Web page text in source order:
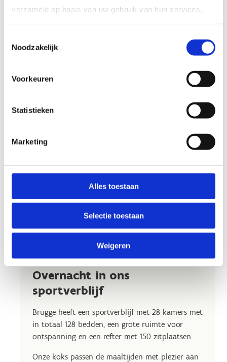
verzameld op basis van uw gebruik van hun services.
Noodzakelijk
Voorkeuren
Statistieken
Marketing
Alles toestaan
Selectie toestaan
Weigeren
Of je nu houdt van competitie, uitdaging of
gewoon lekker bewegen: bij ons is er voor elk
Schrijf je vandaag nog in en beleef een
Ontdek onze sportfaciliteiten
Overnacht in ons
sportverblijf
Brugge heeft een sportverblijf met 28 kamers met
in totaal 128 bedden, een grote ruimte voor
ontspanning en een refter met 150 zitplaatsen.
Onze koks passen de maaltijden met plezier aan